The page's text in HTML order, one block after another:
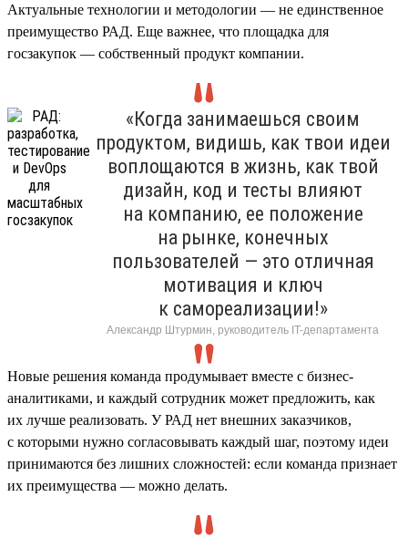
Актуальные технологии и методологии — не единственное
преимущество РАД. Еще важнее, что площадка для
госзакупок — собственный продукт компании.
«Когда занимаешься своим
продуктом, видишь, как твои идеи
воплощаются в жизнь, как твой
дизайн, код и тесты влияют
на компанию, ее положение
на рынке, конечных
пользователей — это отличная
мотивация и ключ
к самореализации!»
Александр Штурмин, руководитель IT-департамента
Новые решения команда продумывает вместе с бизнес-
аналитиками, и каждый сотрудник может предложить, как
их лучше реализовать. У РАД нет внешних заказчиков,
с которыми нужно согласовывать каждый шаг, поэтому идеи
принимаются без лишних сложностей: если команда признает
их преимущества — можно делать.